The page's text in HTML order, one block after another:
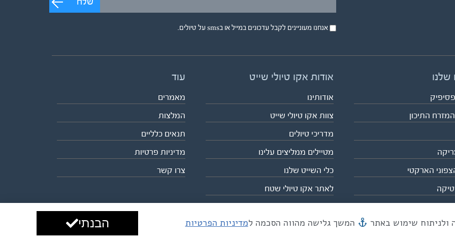
אנחנו מעוניינים לקבל עדכונים במייל או בsms על טיולים.
שלנו
התיכון
הארקטי
אודות אקו טיולי שייט
אודותינו
צוות אקו טיולי שייט
מדריכי טיולים
מטיילים ממליצים עלינו
כלי השייט שלנו
לאתר אקו טיולי שטח
עוד
מאמרים
המלצות
תנאים כלליים
מדיניות פרטיות
צרו קשר
מייל mail@eco.co.il | כתובתנו המסגר 55, תל אביב עיצוב ופיתוח: ביבר גלובל
המשך גלישה מהווה הסכמה למדיניות הפרטיות הבנתי